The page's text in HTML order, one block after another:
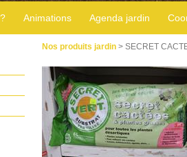
Animations Agenda jardin
Nos produits jardin > SECRET